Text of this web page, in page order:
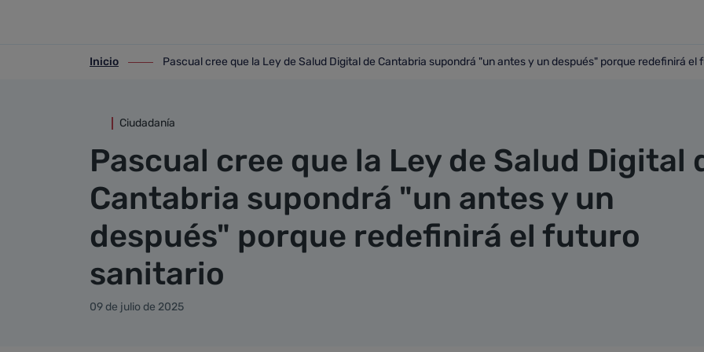
ir-a inicio
Inicio
ir-a Pascual cree que la Ley de Salud Digital de Cantabria supondrá "un antes y un después"
Pascual cree que la Ley de Salud Digital de Cantabria supondrá "un antes y un después" porque redefinirá el
Ciudadanía
Pascual cree que la Ley de Salud Digital
Cantabria supondrá "un antes y un
después" porque redefinirá el futuro
sanitario
09 de julio de 2025